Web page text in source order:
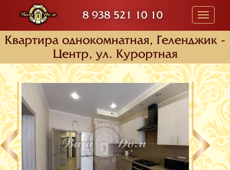
8 938 521 10 10
Toggle
Квартира oднокомнатная, Геленджик -
Центр, ул. Курортная